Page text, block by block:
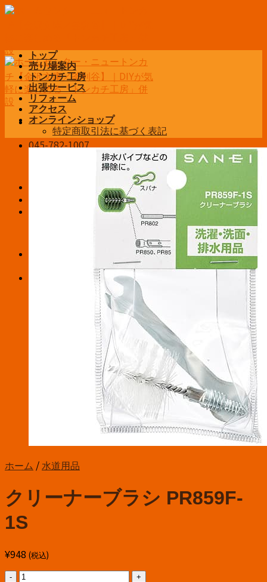
Skip
045-782-1007
営業時間 平日6:30~19:00
お買い物カゴに商品がありません。
お買い物カゴに商品がありません。
トップ
売り場案内
トンカチ工房
出張サービス
リフォーム
アクセス
オンラインショップ
特定商取引法に基づく表記
ホーム / 水道用品
クリーナーブラシ PR859F-
1S
¥948 (税込)
ク